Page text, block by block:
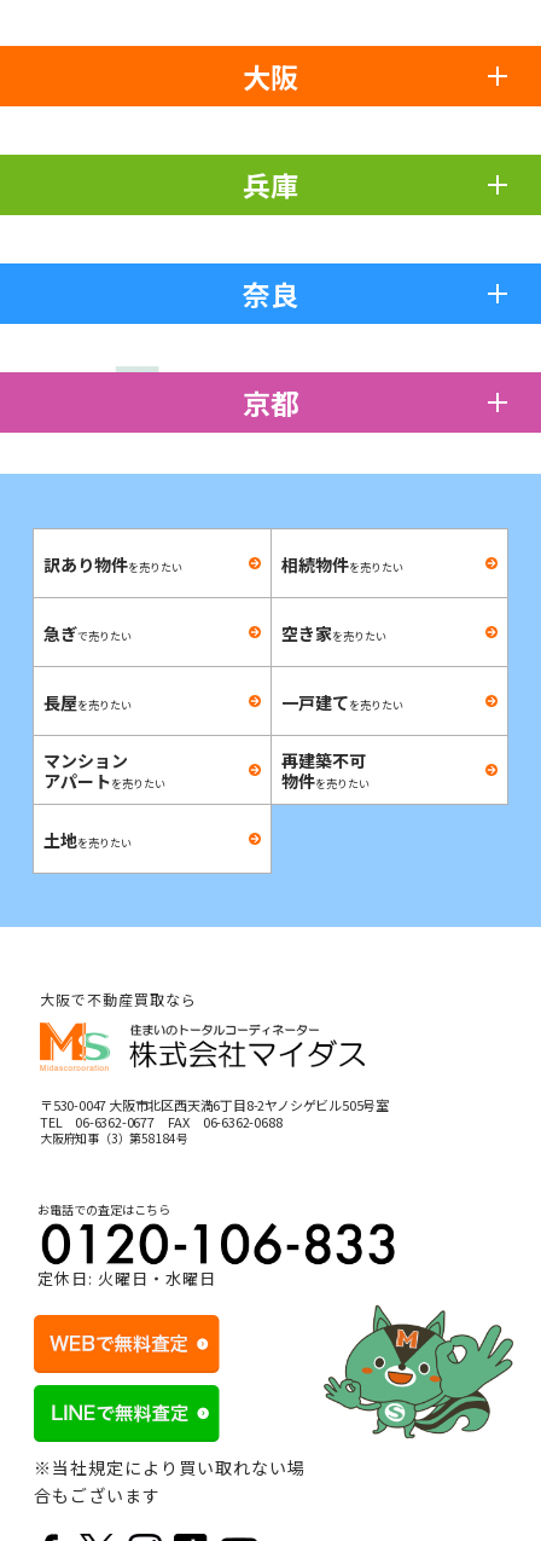
大阪
兵庫
奈良
京都
訳あり物件を売りたい 相続物件を売りたい
急ぎで売りたい 空き家を売りたい
長屋を売りたい 一戸建てを売りたい
マンション
アパートを売りたい
再建築不可
物件を売りたい
土地を売りたい
大阪で不動産買取なら
〒530-0047 大阪市北区西天満6丁目8-2ヤノシゲビル505号室
TEL 06-6362-0677FAX 06-6362-0688
大阪府知事（3）第58184号
お電話での査定はこちら
定休日: 火曜日・水曜日
※当社規定により買い取れない場
合もございます